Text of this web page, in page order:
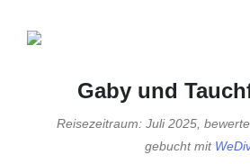
Gaby und
Reisezeitraum: Juli 2025,
gebucht mit